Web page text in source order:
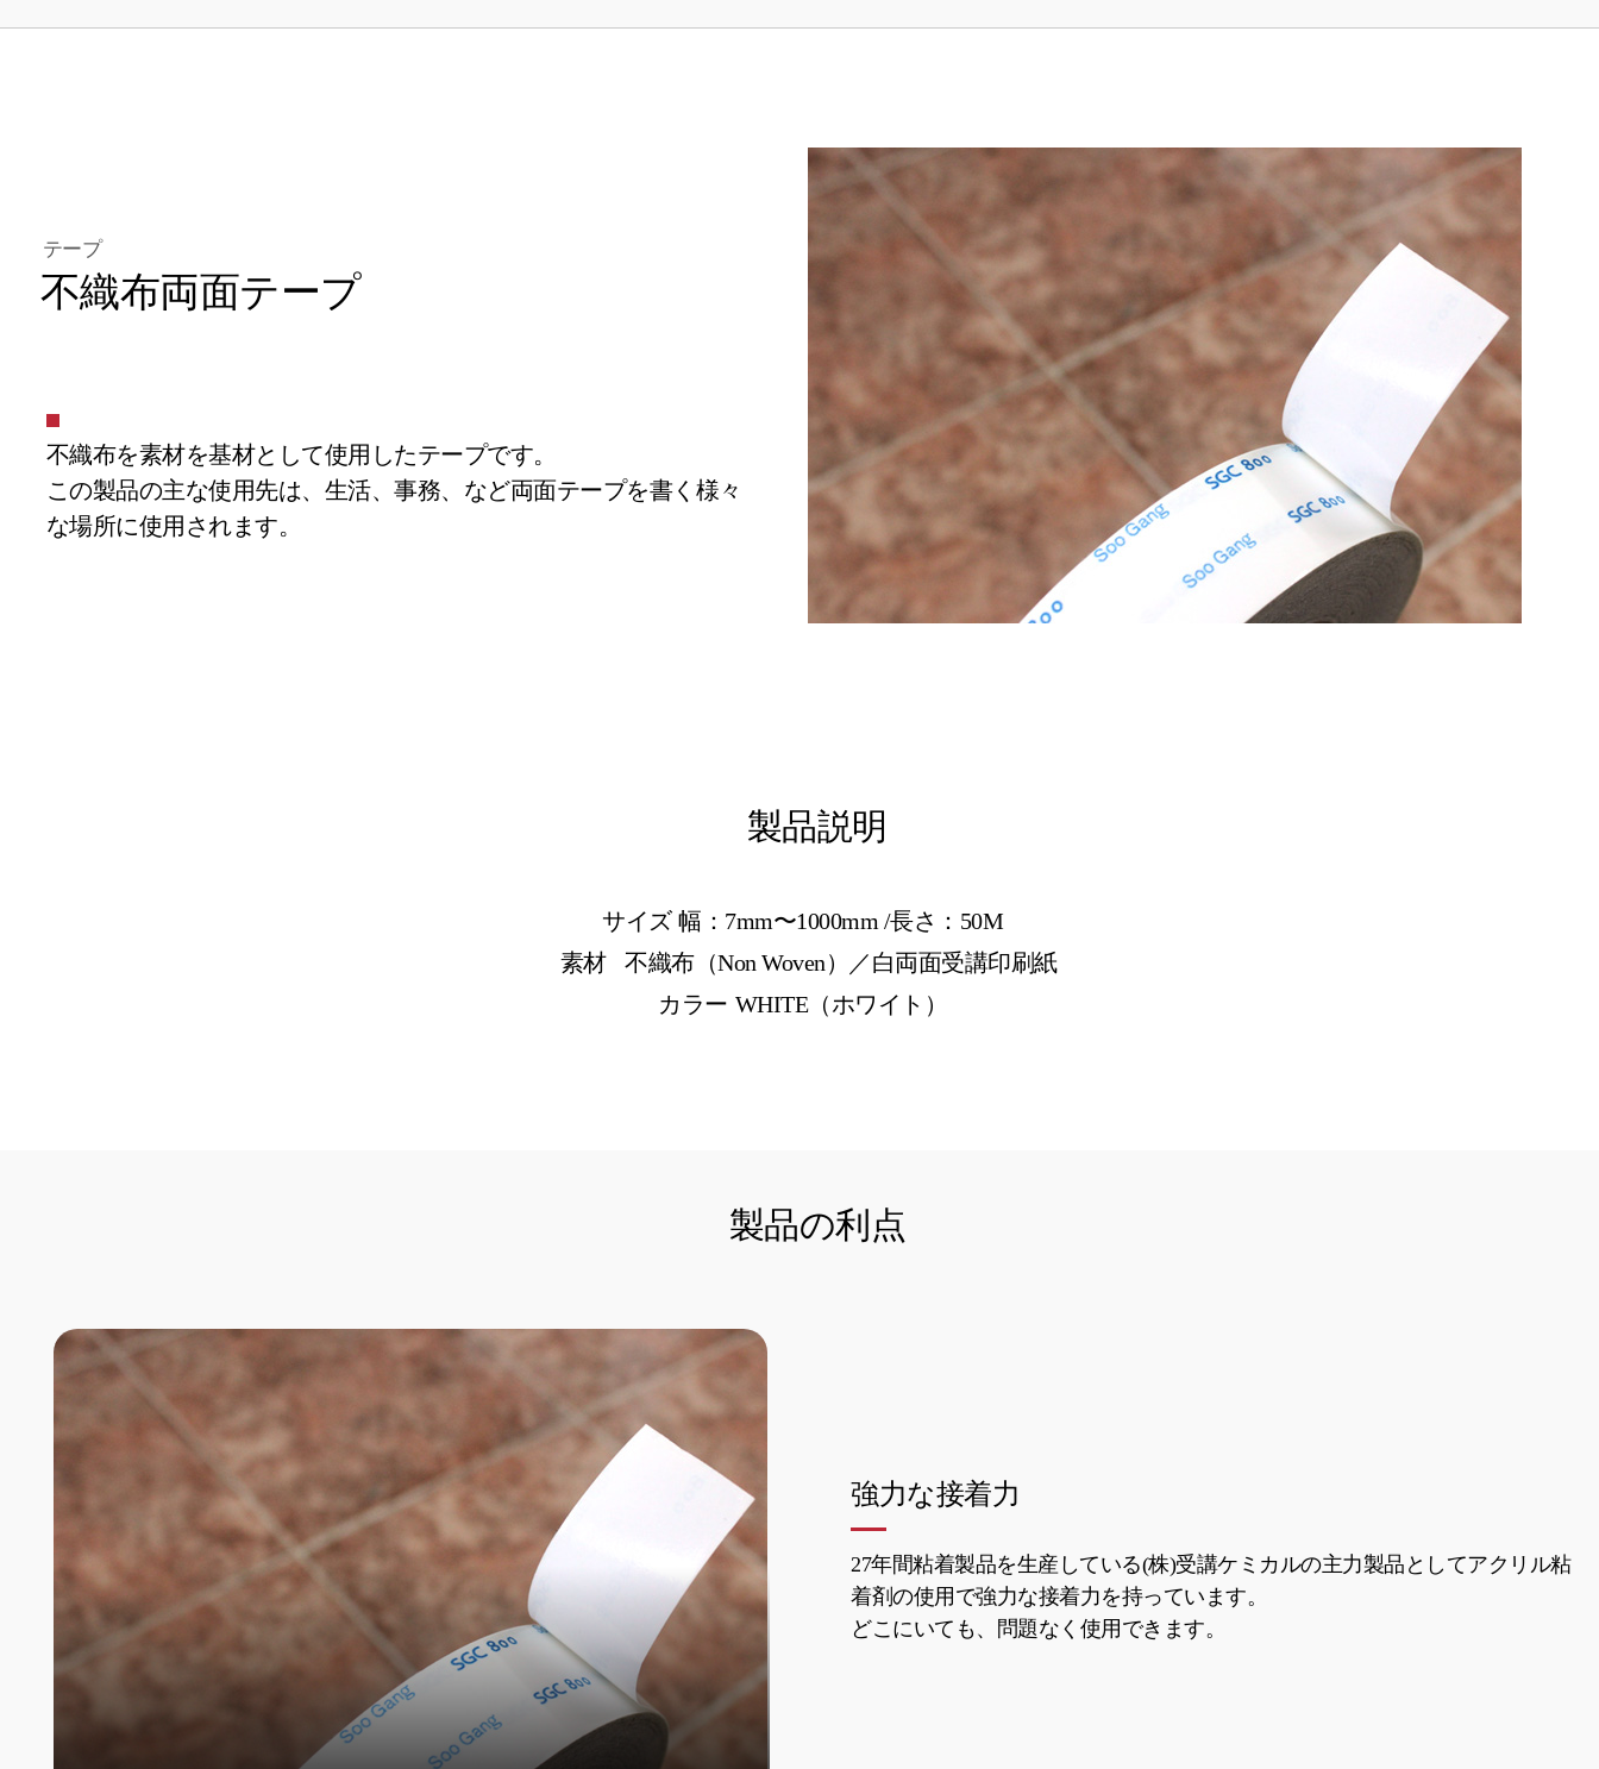
テープ
不織布両面テープ
不織布を素材を基材として使用したテープです。
この製品の主な使用先は、生活、事務、など両面テープを書く様々
な場所に使用されます。
製品説明
サイズ 幅：7mm〜1000mm /長さ：50M
素材
不織布（Non Woven）／白両面受講印刷紙
カラー WHITE（ホワイト）
製品の利点
強力な接着力
27年間粘着製品を生産している(株)受講ケミカルの主力製品としてアクリル粘
着剤の使用で強力な接着力を持っています。
どこにいても、問題なく使用できます。